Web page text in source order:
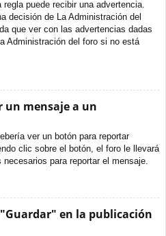
puede recibir una advertencia.
decisión de La Administración del
que ver con las advertencias dadas
Administración del foro si no está
un mensaje a un
ver un botón para reportar
clic sobre el botón, el foro le llevará
para reportar el mensaje.
en la publicación